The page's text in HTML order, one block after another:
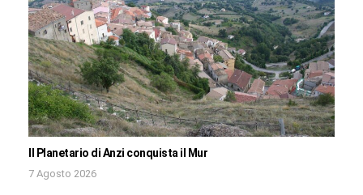
Il Planetario di Anzi conquista il Mur
7 Agosto 2026